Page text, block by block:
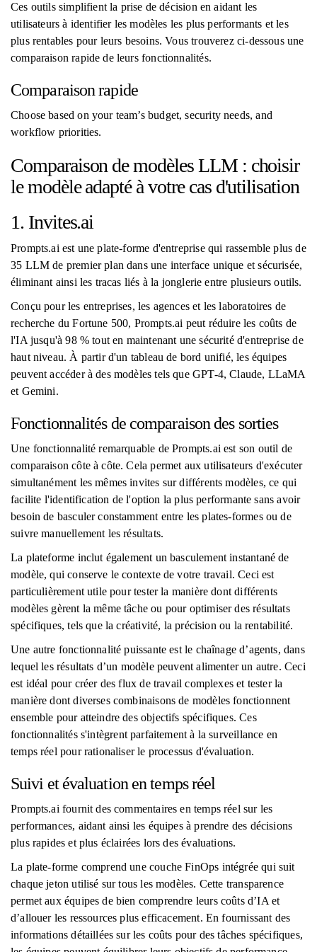
Ces outils simplifient la prise de décision en aidant les
utilisateurs à identifier les modèles les plus performants et les
plus rentables pour leurs besoins. Vous trouverez ci-dessous une
comparaison rapide de leurs fonctionnalités.
Comparaison rapide
Choose based on your team’s budget, security needs, and
workflow priorities.
Comparaison de modèles LLM : choisir
le modèle adapté à votre cas d'utilisation
1. Invites.ai
Prompts.ai est une plate-forme d'entreprise qui rassemble plus de
35 LLM de premier plan dans une interface unique et sécurisée,
éliminant ainsi les tracas liés à la jonglerie entre plusieurs outils.
Conçu pour les entreprises, les agences et les laboratoires de
recherche du Fortune 500, Prompts.ai peut réduire les coûts de
l'IA jusqu'à 98 % tout en maintenant une sécurité d'entreprise de
haut niveau. À partir d'un tableau de bord unifié, les équipes
peuvent accéder à des modèles tels que GPT-4, Claude, LLaMA
et Gemini.
Fonctionnalités de comparaison des sorties
Une fonctionnalité remarquable de Prompts.ai est son outil de
comparaison côte à côte. Cela permet aux utilisateurs d'exécuter
simultanément les mêmes invites sur différents modèles, ce qui
facilite l'identification de l'option la plus performante sans avoir
besoin de basculer constamment entre les plates-formes ou de
suivre manuellement les résultats.
La plateforme inclut également un basculement instantané de
modèle, qui conserve le contexte de votre travail. Ceci est
particulièrement utile pour tester la manière dont différents
modèles gèrent la même tâche ou pour optimiser des résultats
spécifiques, tels que la créativité, la précision ou la rentabilité.
Une autre fonctionnalité puissante est le chaînage d’agents, dans
lequel les résultats d’un modèle peuvent alimenter un autre. Ceci
est idéal pour créer des flux de travail complexes et tester la
manière dont diverses combinaisons de modèles fonctionnent
ensemble pour atteindre des objectifs spécifiques. Ces
fonctionnalités s'intègrent parfaitement à la surveillance en
temps réel pour rationaliser le processus d'évaluation.
Suivi et évaluation en temps réel
Prompts.ai fournit des commentaires en temps réel sur les
performances, aidant ainsi les équipes à prendre des décisions
plus rapides et plus éclairées lors des évaluations.
La plate-forme comprend une couche FinOps intégrée qui suit
chaque jeton utilisé sur tous les modèles. Cette transparence
permet aux équipes de bien comprendre leurs coûts d’IA et
d’allouer les ressources plus efficacement. En fournissant des
informations détaillées sur les coûts pour des tâches spécifiques,